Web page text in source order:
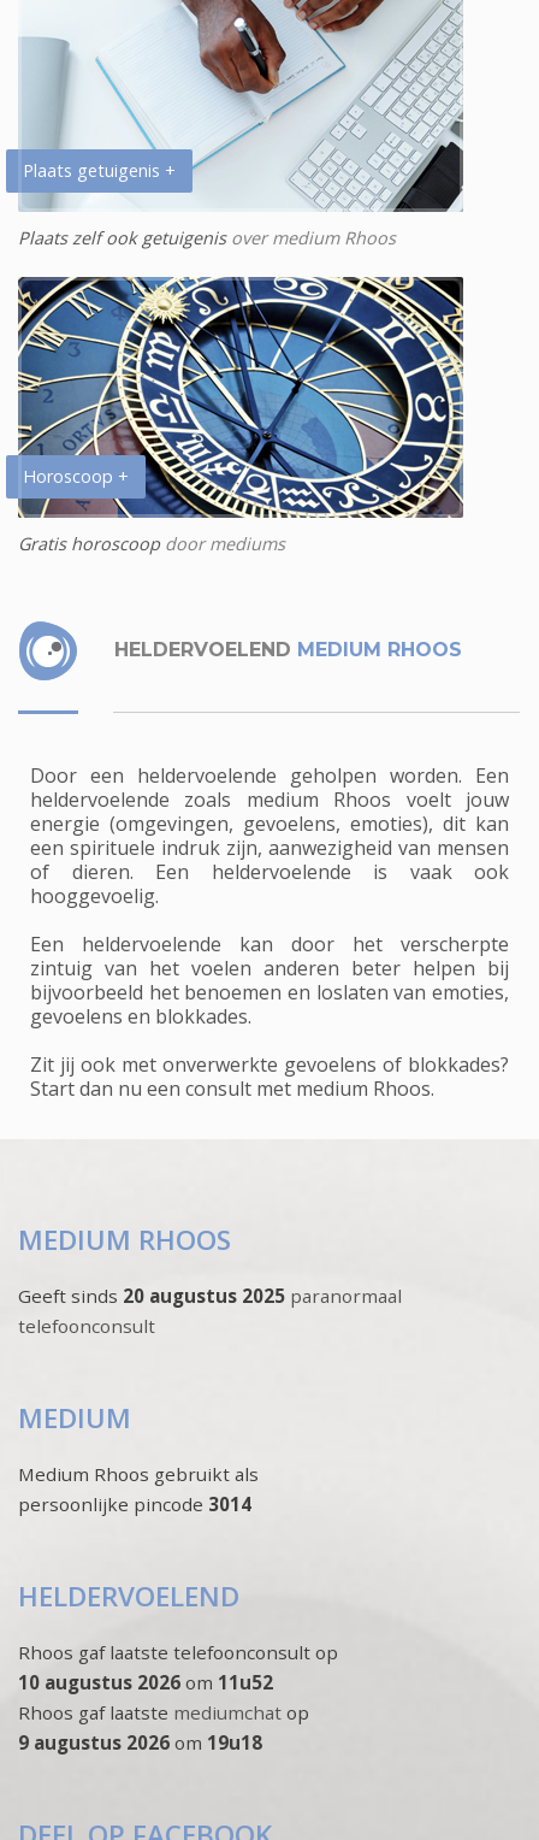
Plaats getuigenis +
Plaats zelf ook getuigenisover medium Rhoos
Horoscoop +
Gratis horoscoopdoor mediums
HELDERVOELEND MEDIUM RHOOS
Door een heldervoelende geholpen worden. Een
heldervoelende zoals medium Rhoos voelt jouw
energie (omgevingen, gevoelens, emoties), dit kan
een spirituele indruk zijn, aanwezigheid van mensen
of dieren. Een heldervoelende is vaak ook
hooggevoelig.
Een heldervoelende kan door het verscherpte
zintuig van het voelen anderen beter helpen bij
bijvoorbeeld het benoemen en loslaten van emoties,
gevoelens en blokkades.
Zit jij ook met onverwerkte gevoelens of blokkades?
Start dan nu een consult met medium Rhoos.
MEDIUM RHOOS
Geeft sinds 20 augustus 2025 paranormaal
telefoonconsult
MEDIUM
Medium Rhoos gebruikt als
persoonlijke pincode 3014
HELDERVOELEND
Rhoos gaf laatste telefoonconsult op
10 augustus 2026 om 11u52
Rhoos gaf laatste mediumchat op
9 augustus 2026 om 19u18